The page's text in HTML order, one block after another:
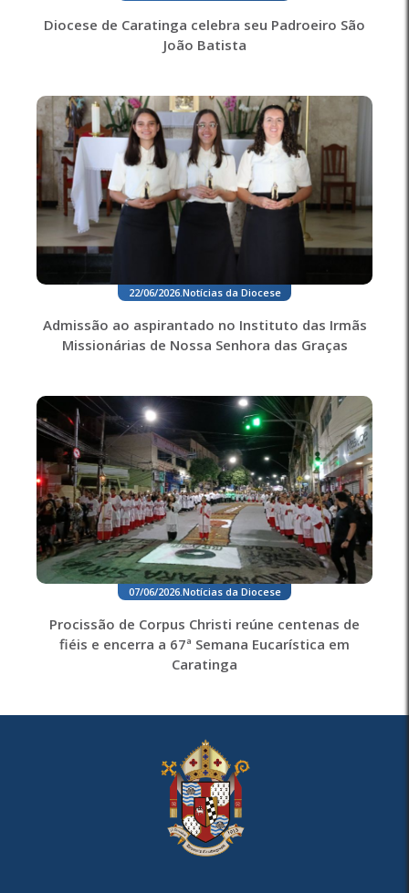
Diocese de Caratinga celebra seu Padroeiro São
João Batista
22/06/2026. Notícias da Diocese
Admissão ao aspirantado no Instituto das Irmãs
Missionárias de Nossa Senhora das Graças
07/06/2026.Notícias da Diocese
Procissão de Corpus Christi reúne centenas de
fiéis e encerra a 67ª Semana Eucarística em
Caratinga